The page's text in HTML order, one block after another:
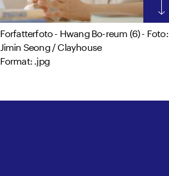
Forfatterfoto - Hwang Bo-reum (6) - Foto:
Jimin Seong / Clayhouse
Format: .jpg